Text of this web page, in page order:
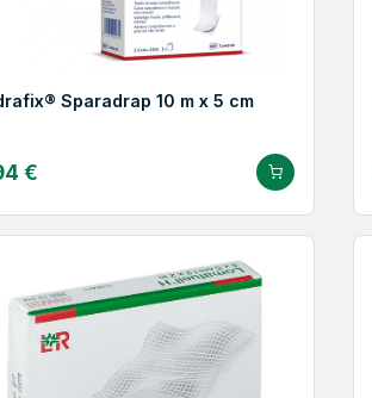
Sparadrap 10 m x 5 cm
€